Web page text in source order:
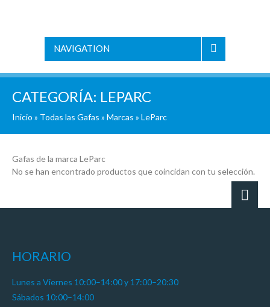
NAVIGATION
CATEGORÍA: LEPARC
Inicio » Todas las Gafas » Marcas » LeParc
Gafas de la marca LeParc
No se han encontrado productos que coincidan con tu selección.
HORARIO
Lunes a Viernes 10:00–14:00 y 17:00–20:30
Sábados 10:00–14:00